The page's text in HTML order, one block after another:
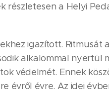
részletesen a Helyi
igazított. Ritmusát
alkalommal nyertül
védelmét. Ennek
évről évre. Az idei